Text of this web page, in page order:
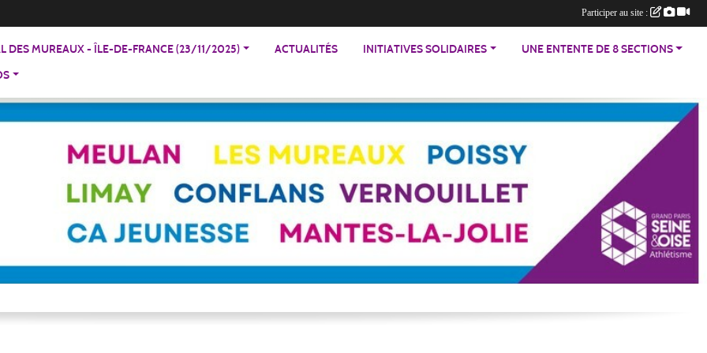
DES MUREAUX - ÎLE-DE-FRANCE (23/11/2025) ACTUALITÉS INITIATIVES SOLIDAIRES
UNE ENTENTE DE 8 SECTIONS
Participer au site :